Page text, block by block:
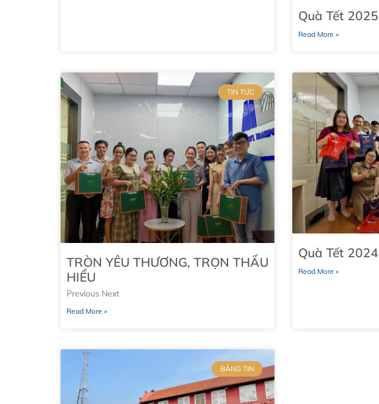
Quà Tết 2025
Read More »
TIN TỨC
TRÒN YÊU THƯƠNG, TRỌN THẤU
HIỂU
Previous Next
Read More »
Quà Tết 2024
Read More »
BẢNG TIN